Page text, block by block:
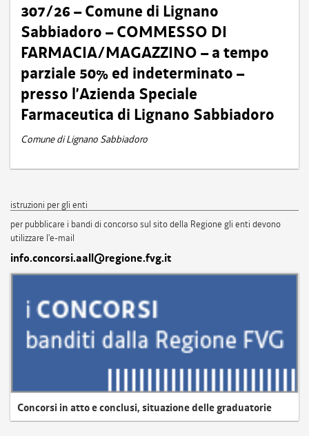
307/26 – Comune di Lignano
Sabbiadoro – COMMESSO DI
FARMACIA/MAGAZZINO – a tempo
parziale 50% ed indeterminato –
presso l’Azienda Speciale
Farmaceutica di Lignano Sabbiadoro
Comune di Lignano Sabbiadoro
istruzioni per gli enti
per pubblicare i bandi di concorso sul sito della Regione gli enti devono
utilizzare l'e-mail
info.concorsi.aall@regione.fvg.it
Concorsi in atto e conclusi, situazione delle graduatorie